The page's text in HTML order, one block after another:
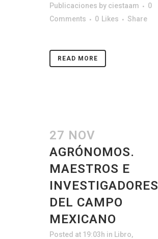
Publicaciones by ciestaam
0
Comments
0 Likes Share
READ MORE
27 NOV
AGRÓNOMOS.
MAESTROS E
INVESTIGADORES
DEL CAMPO
MEXICANO
Posted at 19:03h in Libro,